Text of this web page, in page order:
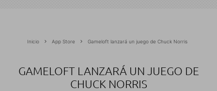
Inicio App Store Gameloft lanzará un juego de Chuck Norris
GAMELOFT LANZARÁ UN JUEGO DE
CHUCK NORRIS